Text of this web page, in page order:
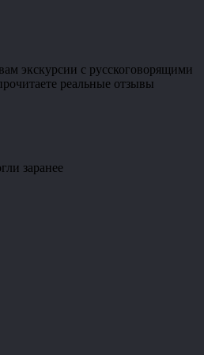
экскурсии с русскоговорящими
реальные отзывы
заранее